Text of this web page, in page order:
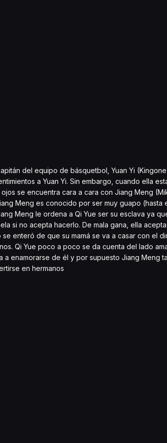
del equipo de básquetbol, Yuan Yi
a Yuan Yi. Sin embargo, cuando ella
se encuentra cara a cara con Jiang Meng
Meng es conocido por ser muy guapo (hasta
Meng le ordena a Qi Yue ser su esclava ya
si no acepta hacerlo. De mala gana, ella
enteró de que su mamá se va a casar con el
Qi Yue poco a poco se da cuenta del lado
enamorarse de él y por supuesto Jiang Meng
en hermanos